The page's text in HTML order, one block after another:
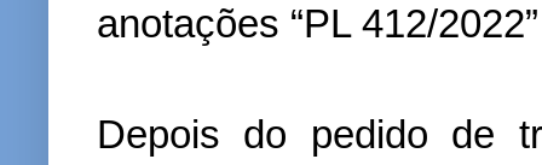
anotações “PL 412/
Depois do pedido de